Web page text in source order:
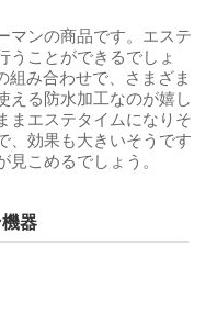
マンの商品です。エステ
うことができるでしょ
組み合わせで、さまざま
える防水加工なのが嬉し
まエステタイムになりそ
、効果も大きいそうです
こめるでしょう。
器